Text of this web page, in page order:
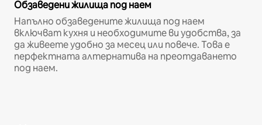
Обзаведени жилища под наем
Напълно обзаведените жилища под наем
включват кухня и необходимите ви удобства, за
да живеете удобно за месец или повече. Това е
перфектната алтернатива на преотдаването
под наем.